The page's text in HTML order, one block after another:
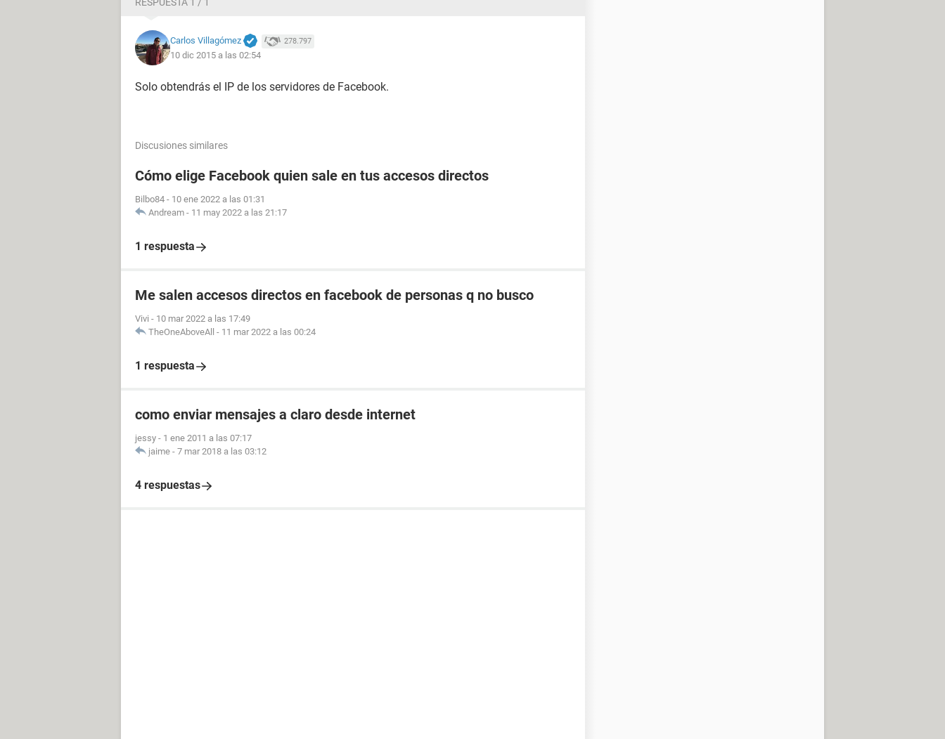
Carlos Villagómez 278.797
10 dic 2015 a las 02:54
Solo obtendrás el IP de los servidores de Facebook.
Discusiones similares
Cómo elige Facebook quien sale en tus accesos directos
Bilbo84 - 10 ene 2022 a las 01:31
Andream - 11 may 2022 a las 21:17
1 respuesta
Me salen accesos directos en facebook de personas q no busco
Vivi - 10 mar 2022 a las 17:49
TheOneAboveAll - 11 mar 2022 a las 00:24
1 respuesta
como enviar mensajes a claro desde internet
jessy - 1 ene 2011 a las 07:17
jaime - 7 mar 2018 a las 03:12
4 respuestas